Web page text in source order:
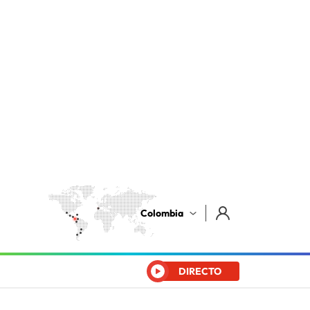
Colombia
DIRECTO